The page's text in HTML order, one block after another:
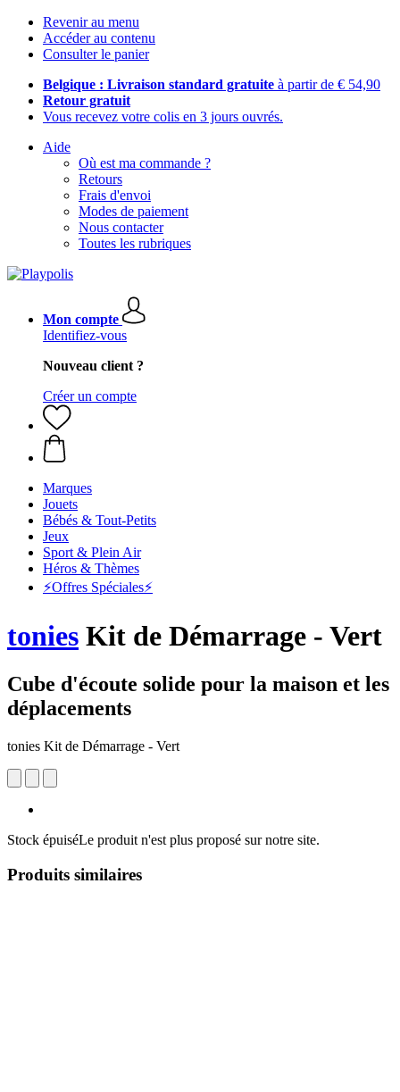
Revenir au menu
Accéder au contenu
Consulter le panier
Belgique : Livraison standard gratuite à partir de € 54,90
Retour gratuit
Vous recevez votre colis en 3 jours ouvrés.
Aide
Où est ma commande ?
Retours
Frais d'envoi
Modes de paiement
Nous contacter
Toutes les rubriques
Mon compte
Identifiez-vous
Nouveau client ?
Créer un compte
Marques
Jouets
Bébés & Tout-Petits
Jeux
Sport & Plein Air
Héros & Thèmes
⚡️Offres Spéciales⚡️
tonies Kit de Démarrage - Vert
Cube d'écoute solide pour la maison et les
déplacements
tonies Kit de Démarrage - Vert
Stock épuiséLe produit n'est plus proposé sur notre site.
Produits similaires